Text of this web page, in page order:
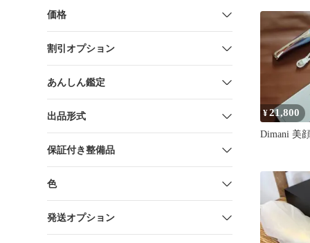
価格
割引オプション
あんしん鑑定
出品形式
保証付き整備品
色
発送オプション
¥21,800
Dimani 美